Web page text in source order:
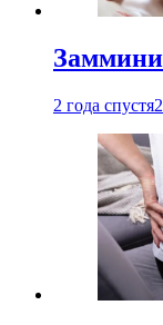
2 года спустя